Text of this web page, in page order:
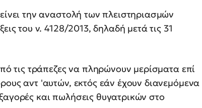
την αναστολή των πλειστηριασμών
του ν. 4128/2013, δηλαδή μετά τις 31
τις τράπεζες να πληρώνουν μερίσματα επί
αντ 'αυτών, εκτός εάν έχουν διανεμόμενα
και πωλήσεις θυγατρικών στο